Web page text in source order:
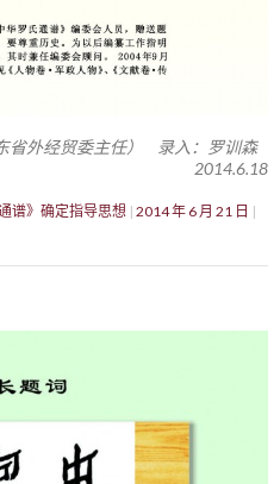
省外经贸委主任） 录入：罗训森
2014.6.18
谱》确定指导思想 2014 年 6 月 21 日